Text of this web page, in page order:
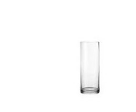
EN SAVOIR PLUS